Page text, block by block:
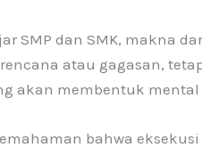
SMP dan SMK, makna
atau gagasan,
akan membentuk
bahwa